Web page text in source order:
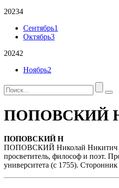
20234
Сентябрь1
Октябрь3
20242
Ноябрь2
ПОПОВСКИЙ
ПОПОВСКИЙ Н
ПОПОВСКИЙ Николай Никитич
просветитель, философ и поэт.
университета (с 1755).